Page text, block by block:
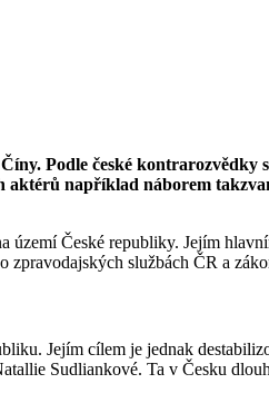
Podle české kontrarozvědky
například náborem
území České republiky. Jejím
službách ČR a
Jejím cílem je jednak
Sudliankové. Ta v Česku